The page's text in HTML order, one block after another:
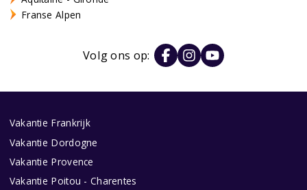
Franse Alpen
Volg ons op:
Vakantie Frankrijk
Vakantie Dordogne
Vakantie Provence
Vakantie Poitou - Charentes